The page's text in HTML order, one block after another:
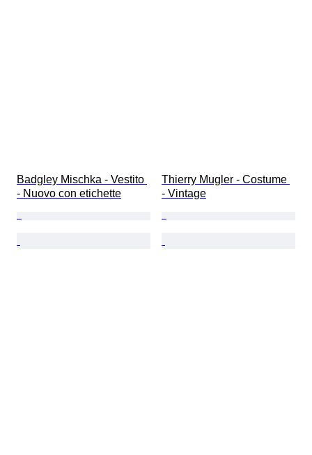
Badgley Mischka - Vestito
- Nuovo con etichette
Thierry Mugler - Costume
- Vintage